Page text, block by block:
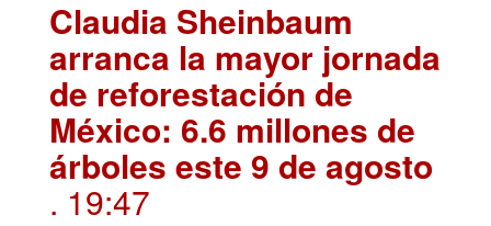
Claudia Sheinbaum
arranca la mayor jornada
de reforestación de
México: 6.6 millones de
árboles este 9 de agosto
. 19:47